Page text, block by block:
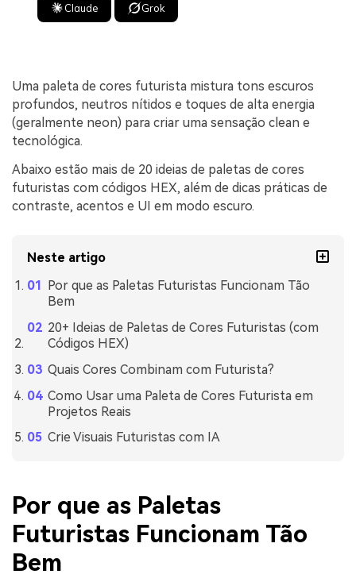
Claude Grok
Uma paleta de cores futurista mistura tons escuros
profundos, neutros nítidos e toques de alta energia
(geralmente neon) para criar uma sensação clean e
tecnológica.
Abaixo estão mais de 20 ideias de paletas de cores
futuristas com códigos HEX, além de dicas práticas de
contraste, acentos e UI em modo escuro.
Neste artigo
Por que as Paletas Futuristas Funcionam Tão
Bem
20+ Ideias de Paletas de Cores Futuristas (com
Códigos HEX)
Quais Cores Combinam com Futurista?
Como Usar uma Paleta de Cores Futurista em
Projetos Reais
Crie Visuais Futuristas com IA
Por que as Paletas
Futuristas Funcionam Tão
Bem